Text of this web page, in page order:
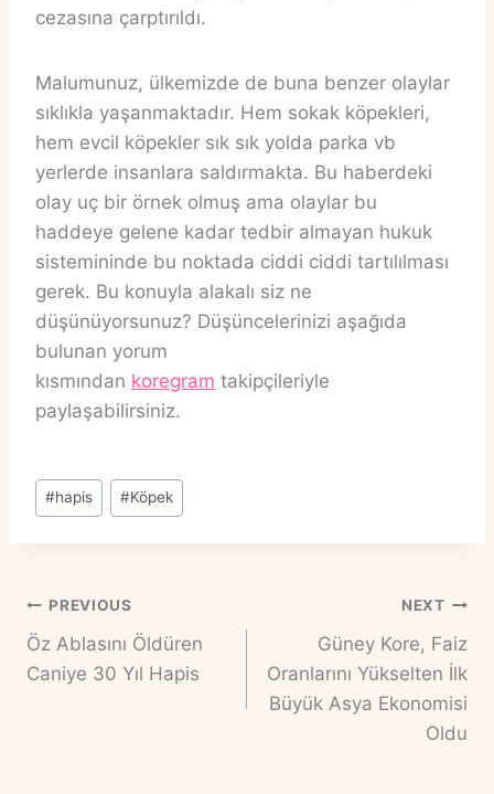
cezasına çarptırıldı.
Malumunuz, ülkemizde de buna benzer olaylar
sıklıkla yaşanmaktadır. Hem sokak köpekleri,
hem evcil köpekler sık sık yolda parka vb
yerlerde insanlara saldırmakta. Bu haberdeki
olay uç bir örnek olmuş ama olaylar bu
haddeye gelene kadar tedbir almayan hukuk
sistemininde bu noktada ciddi ciddi tartılılması
gerek. Bu konuyla alakalı siz ne
düşünüyorsunuz? Düşüncelerinizi aşağıda
bulunan yorum
kısmından koregram takipçileriyle
paylaşabilirsiniz.
Post
Tags:
#hapis #Köpek
Post
Navigation
PREVIOUS
Öz Ablasını Öldüren
Caniye 30 Yıl Hapis
NEXT
Güney Kore, Faiz
Oranlarını Yükselten İlk
Büyük Asya Ekonomisi
Oldu